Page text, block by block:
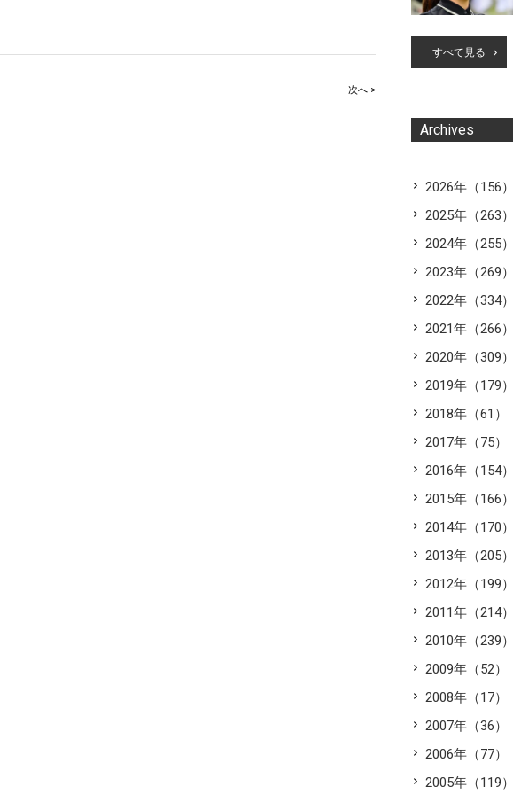
次へ >
すべて見る
Archives
2026年（156）
2025年（263）
2024年（255）
2023年（269）
2022年（334）
2021年（266）
2020年（309）
2019年（179）
2018年（61）
2017年（75）
2016年（154）
2015年（166）
2014年（170）
2013年（205）
2012年（199）
2011年（214）
2010年（239）
2009年（52）
2008年（17）
2007年（36）
2006年（77）
2005年（119）